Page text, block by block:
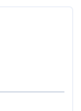
intermedios
a tomar este curso
academia.
y R-Studio, es
de 8 GB de RAM